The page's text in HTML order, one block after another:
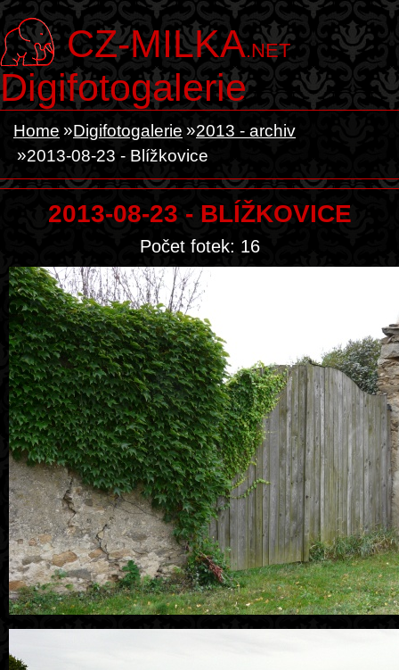
CZ-MILKA.NET
Digifotogalerie
Home Digifotogalerie
2013 - archiv
2013-08-23 - Blížkovice
2013-08-23 - BLÍŽKOVICE
Počet fotek: 16